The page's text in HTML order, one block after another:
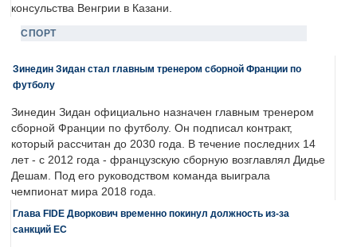
консульства Венгрии в Казани.
СПОРТ
Зинедин Зидан стал главным тренером сборной Франции по
футболу
Зинедин Зидан официально назначен главным тренером
сборной Франции по футболу. Он подписал контракт,
который рассчитан до 2030 года. В течение последних 14
лет - с 2012 года - французскую сборную возглавлял Дидье
Дешам. Под его руководством команда выиграла
чемпионат мира 2018 года.
Глава FIDE Дворкович временно покинул должность из-за
санкций ЕС